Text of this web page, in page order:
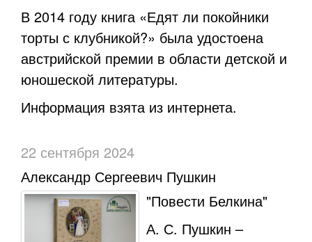
В 2014 году книга «Едят ли покойники
торты с клубникой?» была удостоена
австрийской премии в области детской и
юношеской литературы.
Информация взята из интернета.
22 сентября 2024
Александр Сергеевич Пушкин
"Повести Белкина"
А. С. Пушкин –